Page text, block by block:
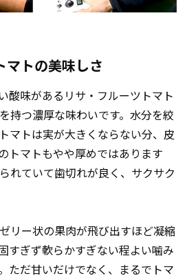
マトの美味しさ
酸味があるリサ・フルーツトマト
持つ濃厚な味わいです。水分を絞
マトは実が大きくならない分、皮
トマトもやや厚めではあります
れていて歯切れが良く、サクサク
リー状の果肉が飛び出すほど凝縮
すぎず軟らかすぎない程よい噛み
ただ甘いだけでなく、まるでトマ